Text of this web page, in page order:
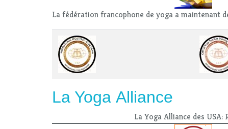
La fédération francophone de yoga a maintenant
La Yoga Alliance
La Yoga Alliance des USA: